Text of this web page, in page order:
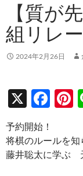
【質が
組リレ
2024年2月26日
X
F
e
b
予約開始！
将棋のルールを知
藤井聡太に学ぶ